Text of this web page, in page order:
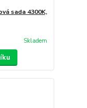
sada 4300K,
Skladem